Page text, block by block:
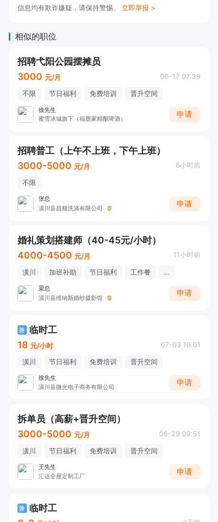
信息均有欺诈嫌疑，请保持警惕。 立即举报 >
相似的职位
招聘弋阳公园摆摊员
3000 元/月 06-17 07:39
不限 节日福利 免费培训 晋升空间
徐先生
蜜雪冰城旗下（福鹿家精酿啤酒）
申请
招聘普工（上午不上班，下午上班）
3000-5000 元/月 6小时前
不限
张总
潢川县昌顺洗涤有限公司
申请
婚礼策划搭建师（40-45元/小时）
4000-4500 元/月 11小时前
潢川 加班补助 节日福利 工作餐 ...
梁总
潢川县维纳斯婚纱摄影馆
申请
兼 临时工
18 元/小时 07-03 10:01
潢川 节日福利 免费培训 晋升空间
徐先生
潢川县微光电子商务有限公司
申请
拆单员（高薪+晋升空间）
3000-5000 元/月 06-29 09:51
潢川 节日福利 免费培训 晋升空间
王先生
汇达全屋定制工厂
申请
兼 临时工